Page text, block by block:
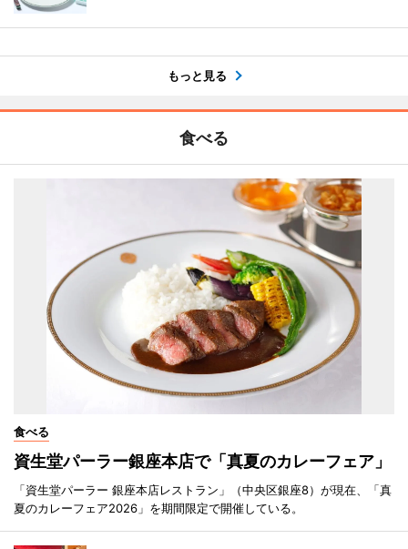
もっと見る
食べる
食べる
資生堂パーラー銀座本店で「真夏のカレーフェア」
「資生堂パーラー 銀座本店レストラン」（中央区銀座8）が現在、「真
夏のカレーフェア2026」を期間限定で開催している。